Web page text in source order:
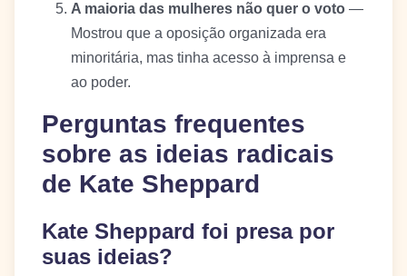
A maioria das mulheres não quer o voto —
Mostrou que a oposição organizada era
minoritária, mas tinha acesso à imprensa e
ao poder.
Perguntas frequentes
sobre as ideias radicais
de Kate Sheppard
Kate Sheppard foi presa por
suas ideias?